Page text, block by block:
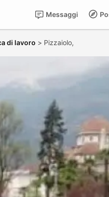
Messaggi
di lavoro > Pizzaiolo,